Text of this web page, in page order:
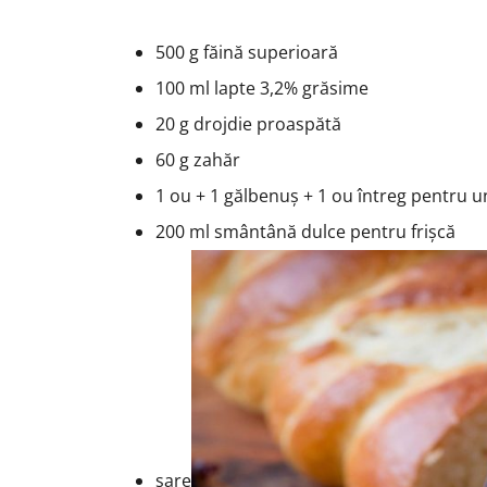
500 g făină superioară
100 ml lapte 3,2% grăsime
20 g drojdie proaspătă
60 g zahăr
1 ou + 1 gălbenuș + 1 ou întreg pentru
200 ml smântână dulce pentru frișcă
sare